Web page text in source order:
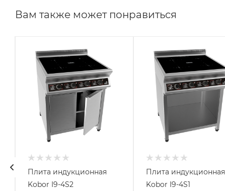
Вам также может понравиться
Плита индукционная
Kobor I9-4S2
Плита индукционная
Kobor I9-4S1